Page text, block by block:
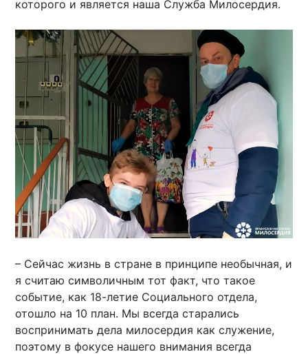
которого и является наша Служба Милосердия.
– Сейчас жизнь в стране в принципе необычная, и
я считаю символичным тот факт, что такое
событие, как 18-летие Социального отдела,
отошло на 10 план. Мы всегда старались
воспринимать дела милосердия как служение,
поэтому в фокусе нашего внимания всегда